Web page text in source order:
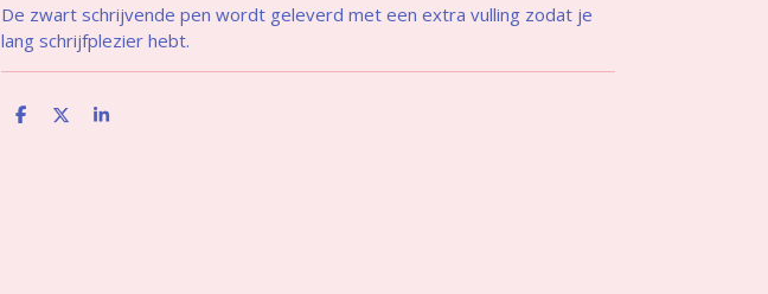
De zwart schrijvende pen wordt geleverd met een extra vulling zodat je
lang schrijfplezier hebt.
D
D
S